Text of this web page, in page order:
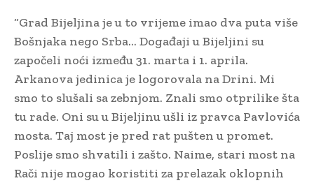
“Grad Bijeljina je u to vrijeme imao dva puta više
Bošnjaka nego Srba… Događaji u Bijeljini su
započeli noći između 31. marta i 1. aprila.
Arkanova jedinica je logorovala na Drini. Mi
smo to slušali sa zebnjom. Znali smo otprilike šta
tu rade. Oni su u Bijeljinu ušli iz pravca Pavlovića
mosta. Taj most je pred rat pušten u promet.
Poslije smo shvatili i zašto. Naime, stari most na
Rači nije mogao koristiti za prelazak oklopnih